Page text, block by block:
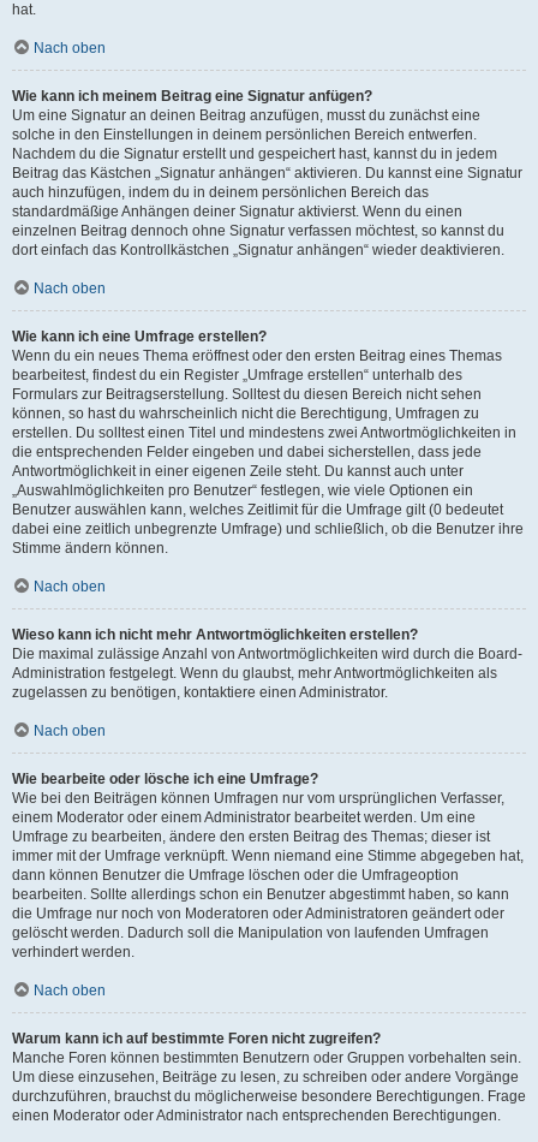
hat.
Nach oben
Wie kann ich meinem Beitrag eine Signatur anfügen?
Um eine Signatur an deinen Beitrag anzufügen, musst du zunächst eine
solche in den Einstellungen in deinem persönlichen Bereich entwerfen.
Nachdem du die Signatur erstellt und gespeichert hast, kannst du in jedem
Beitrag das Kästchen „Signatur anhängen“ aktivieren. Du kannst eine Signatur
auch hinzufügen, indem du in deinem persönlichen Bereich das
standardmäßige Anhängen deiner Signatur aktivierst. Wenn du einen
einzelnen Beitrag dennoch ohne Signatur verfassen möchtest, so kannst du
dort einfach das Kontrollkästchen „Signatur anhängen“ wieder deaktivieren.
Nach oben
Wie kann ich eine Umfrage erstellen?
Wenn du ein neues Thema eröffnest oder den ersten Beitrag eines Themas
bearbeitest, findest du ein Register „Umfrage erstellen“ unterhalb des
Formulars zur Beitragserstellung. Solltest du diesen Bereich nicht sehen
können, so hast du wahrscheinlich nicht die Berechtigung, Umfragen zu
erstellen. Du solltest einen Titel und mindestens zwei Antwortmöglichkeiten in
die entsprechenden Felder eingeben und dabei sicherstellen, dass jede
Antwortmöglichkeit in einer eigenen Zeile steht. Du kannst auch unter
„Auswahlmöglichkeiten pro Benutzer“ festlegen, wie viele Optionen ein
Benutzer auswählen kann, welches Zeitlimit für die Umfrage gilt (0 bedeutet
dabei eine zeitlich unbegrenzte Umfrage) und schließlich, ob die Benutzer ihre
Stimme ändern können.
Nach oben
Wieso kann ich nicht mehr Antwortmöglichkeiten erstellen?
Die maximal zulässige Anzahl von Antwortmöglichkeiten wird durch die Board-
Administration festgelegt. Wenn du glaubst, mehr Antwortmöglichkeiten als
zugelassen zu benötigen, kontaktiere einen Administrator.
Nach oben
Wie bearbeite oder lösche ich eine Umfrage?
Wie bei den Beiträgen können Umfragen nur vom ursprünglichen Verfasser,
einem Moderator oder einem Administrator bearbeitet werden. Um eine
Umfrage zu bearbeiten, ändere den ersten Beitrag des Themas; dieser ist
immer mit der Umfrage verknüpft. Wenn niemand eine Stimme abgegeben hat,
dann können Benutzer die Umfrage löschen oder die Umfrageoption
bearbeiten. Sollte allerdings schon ein Benutzer abgestimmt haben, so kann
die Umfrage nur noch von Moderatoren oder Administratoren geändert oder
gelöscht werden. Dadurch soll die Manipulation von laufenden Umfragen
verhindert werden.
Nach oben
Warum kann ich auf bestimmte Foren nicht zugreifen?
Manche Foren können bestimmten Benutzern oder Gruppen vorbehalten sein.
Um diese einzusehen, Beiträge zu lesen, zu schreiben oder andere Vorgänge
durchzuführen, brauchst du möglicherweise besondere Berechtigungen. Frage
einen Moderator oder Administrator nach entsprechenden Berechtigungen.